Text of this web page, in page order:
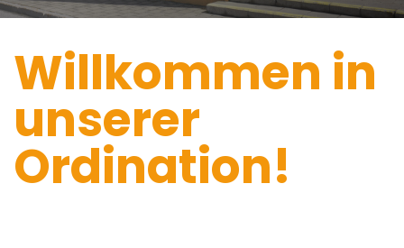
Willkommen in
unserer
Ordination!